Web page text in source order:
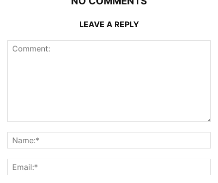
LEAVE A REPLY